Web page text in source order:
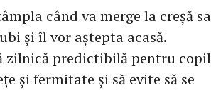
când va merge la creșă
și îl vor aștepta acasă.
zilnică predictibilă pentru
și fermitate și să evite să se